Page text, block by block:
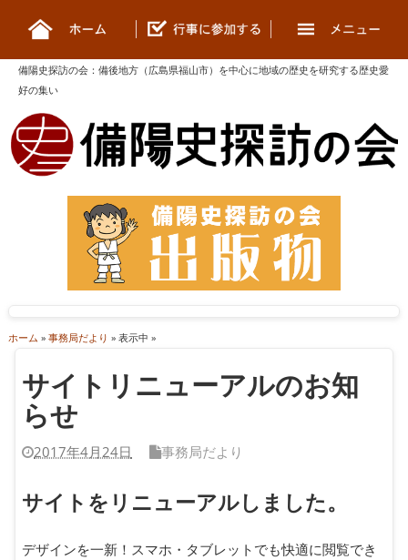
備陽史探訪の会 ： 備後地方（広島県福山市）を中心に地域の歴史を研究する歴史愛
好の集い
ホーム » 事務局だより » 表示中 »
サイトリニューアルのお知
らせ
2017年4月24日 事務局だより
サイトをリニューアルしました。
デザインを一新！スマホ・タブレットでも快適に閲覧でき